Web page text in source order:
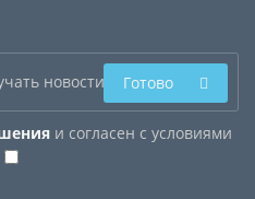
и согласен с условиями
Готово